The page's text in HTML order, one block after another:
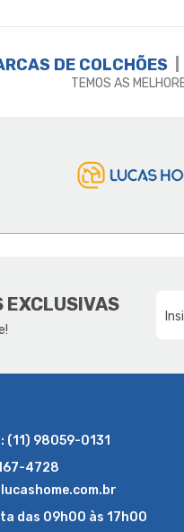
DE COLCHÕES
TEMOS AS
A LUCAS HOME
CONHEÇA UM
EXCLUSIVAS
(11) 98059-0131
4728
das 09h00 às 17h00